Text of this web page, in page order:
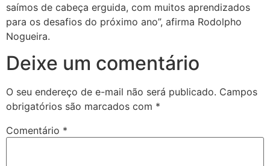
saímos de cabeça erguida, com muitos aprendizados
para os desafios do próximo ano”, afirma Rodolpho
Nogueira.
Deixe um comentário
O seu endereço de e-mail não será publicado. Campos
obrigatórios são marcados com *
Comentário *